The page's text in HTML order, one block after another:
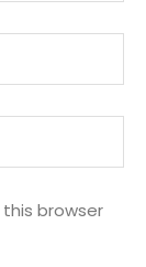
browser